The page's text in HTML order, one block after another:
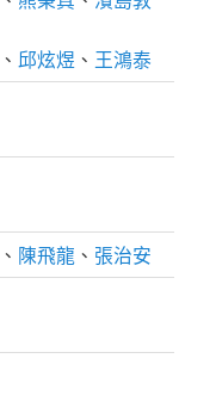
、 邱炫煜 、 王鴻泰
、 陳飛龍 、 張治安